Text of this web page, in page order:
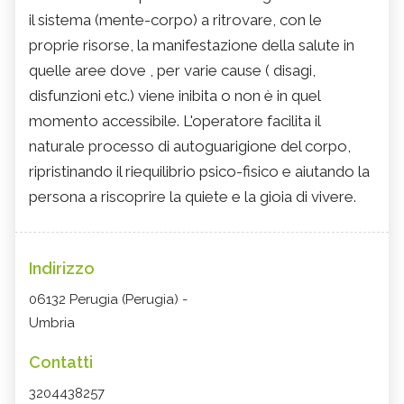
il sistema (mente-corpo) a ritrovare, con le
proprie risorse, la manifestazione della salute in
quelle aree dove , per varie cause ( disagi,
disfunzioni etc.) viene inibita o non è in quel
momento accessibile. L'operatore facilita il
naturale processo di autoguarigione del corpo,
ripristinando il riequilibrio psico-fisico e aiutando la
persona a riscoprire la quiete e la gioia di vivere.
Indirizzo
06132 Perugia (Perugia) -
Umbria
Contatti
3204438257